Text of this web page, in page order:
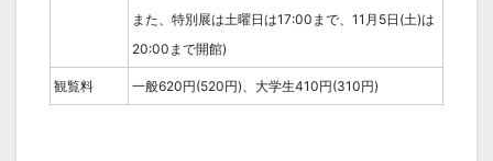
また、特別展は土曜日は17:00まで、11月5日(土)は
20:00まで開館)
観覧料 一般620円(520円)、大学生410円(310円)